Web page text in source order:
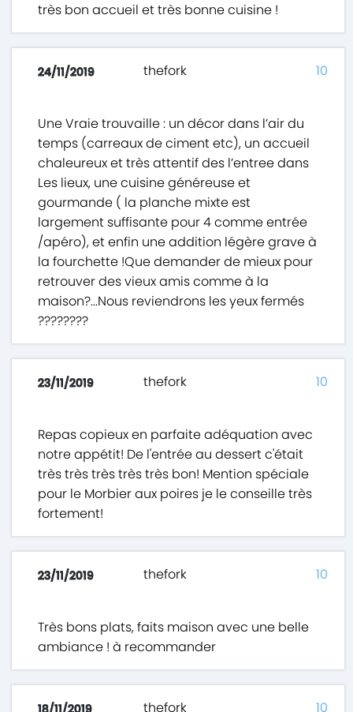
très bon accueil et très bonne cuisine !
24/11/2019 thefork
Une Vraie trouvaille : un décor dans l’air du
temps (carreaux de ciment etc), un accueil
chaleureux et très attentif des l’entree dans
Les lieux, une cuisine généreuse et
gourmande ( la planche mixte est
largement suffisante pour 4 comme entrée
/apéro), et enfin une addition légère grave à
la fourchette !Que demander de mieux pour
retrouver des vieux amis comme à la
maison?...Nous reviendrons les yeux fermés
????????
10
23/11/2019 thefork
Repas copieux en parfaite adéquation avec
notre appétit! De l'entrée au dessert c'était
très très très très très bon! Mention spéciale
pour le Morbier aux poires je le conseille très
fortement!
10
23/11/2019 thefork
Très bons plats, faits maison avec une belle
ambiance ! à recommander
10
thefork 10